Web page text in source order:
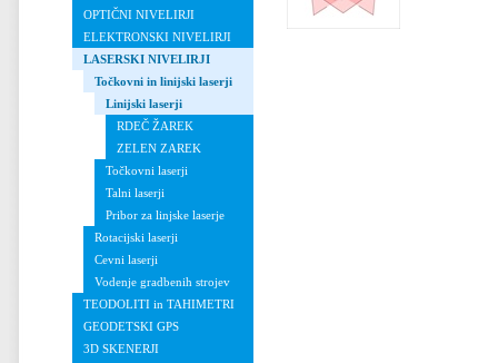
OPTIČNI NIVELIRJI
ELEKTRONSKI NIVELIRJI
LASERSKI NIVELIRJI
Točkovni in linijski laserji
Linijski laserji
RDEČ ŽAREK
ZELEN ZAREK
Točkovni laserji
Talni laserji
Pribor za linjske laserje
Rotacijski laserji
Cevni laserji
Vodenje gradbenih strojev
TEODOLITI in TAHIMETRI
GEODETSKI GPS
3D SKENERJI